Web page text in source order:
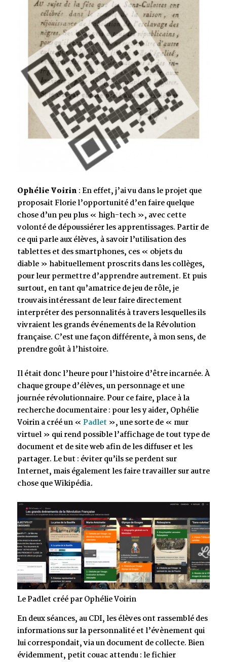
Ophélie Voirin : En effet, j’ai vu dans le projet que
proposait Florie l’opportunité d’en faire quelque
chose d’un peu plus « high-tech », avec cette
volonté de dépoussiérer les apprentissages. Partir de
ce qui parle aux élèves, à savoir l’utilisation des
tablettes et des smartphones, ces « objets du
diable » habituellement proscrits dans les collèges,
pour leur permettre d’apprendre autrement. Et puis
surtout, en tant qu’amatrice de jeu de rôle, je
trouvais intéressant de leur faire directement
interpréter des personnalités à travers lesquelles ils
vivraient les grands événements de la Révolution
française. C’est une façon différente, à mon sens, de
prendre goût à l’histoire.
Il était donc l’heure pour l’histoire d’être incarnée. À
chaque groupe d’élèves, un personnage et une
journée révolutionnaire. Pour ce faire, place à la
recherche documentaire : pour les y aider, Ophélie
Voirin a créé un « Padlet », une sorte de « mur
virtuel » qui rend possible l’affichage de tout type de
document et de site web afin de les diffuser et les
partager. Le but : éviter qu’ils se perdent sur
Internet, mais également les faire travailler sur autre
chose que Wikipédia.
Le Padlet créé par Ophélie Voirin
En deux séances, au CDI, les élèves ont rassemblé des
informations sur la personnalité et l’évènement qui
lui correspondait, via un document de collecte. Bien
évidemment, petit couac attendu : le fichier